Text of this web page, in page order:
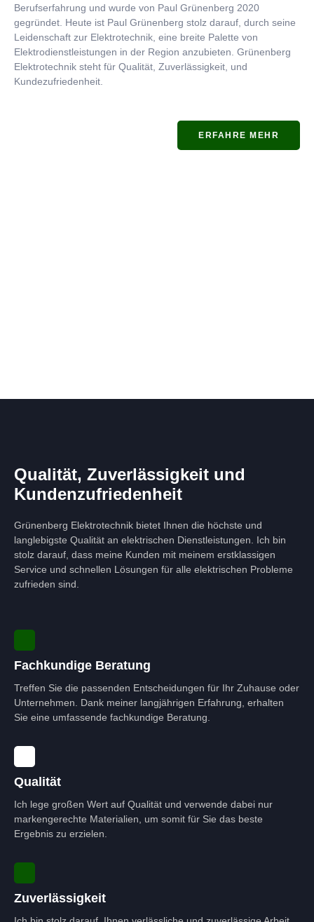
Berufserfahrung und wurde von Paul Grünenberg 2020
gegründet. Heute ist Paul Grünenberg stolz darauf, durch seine
Leidenschaft zur Elektrotechnik, eine breite Palette von
Elektrodienstleistungen in der Region anzubieten. Grünenberg
Elektrotechnik steht für Qualität, Zuverlässigkeit, und
Kundezufriedenheit.
ERFAHRE MEHR
Qualität, Zuverlässigkeit und
Kundenzufriedenheit
Grünenberg Elektrotechnik bietet Ihnen die höchste und
langlebigste Qualität an elektrischen Dienstleistungen. Ich bin
stolz darauf, dass meine Kunden mit meinem erstklassigen
Service und schnellen Lösungen für alle elektrischen Probleme
zufrieden sind.
Fachkundige Beratung
Treffen Sie die passenden Entscheidungen für Ihr Zuhause oder
Unternehmen. Dank meiner langjährigen Erfahrung, erhalten
Sie eine umfassende fachkundige Beratung.
Qualität
Ich lege großen Wert auf Qualität und verwende dabei nur
markengerechte Materialien, um somit für Sie das beste
Ergebnis zu erzielen.
Zuverlässigkeit